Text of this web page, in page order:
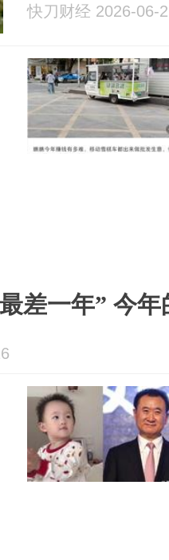
快刀财经 2026-06-
差一年” 今